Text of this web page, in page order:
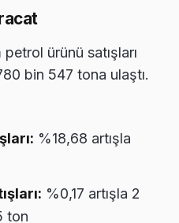
ürünü satışları
bin 547 tona ulaştı.
%18,68 artışla
%0,17 artışla 2
ton